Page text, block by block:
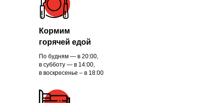
По будням — в 20:00,
в субботу — в 14:00,
в воскресенье – в 18:00
Кормим
горячей едой